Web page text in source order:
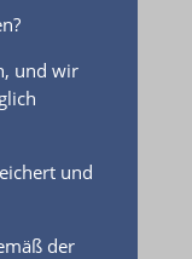
und wir
und
der